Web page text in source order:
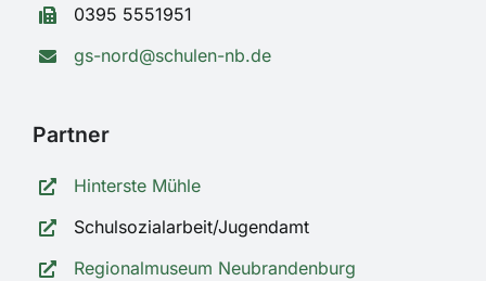
0395 5551951
gs-nord@schulen-nb.de
Partner
Hinterste Mühle
Schulsozialarbeit/Jugendamt
Regionalmuseum Neubrandenburg